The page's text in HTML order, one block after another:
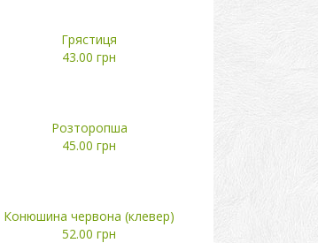
Грястиця
43.00 грн
Розторопша
45.00 грн
Конюшина червона (клевер)
52.00 грн